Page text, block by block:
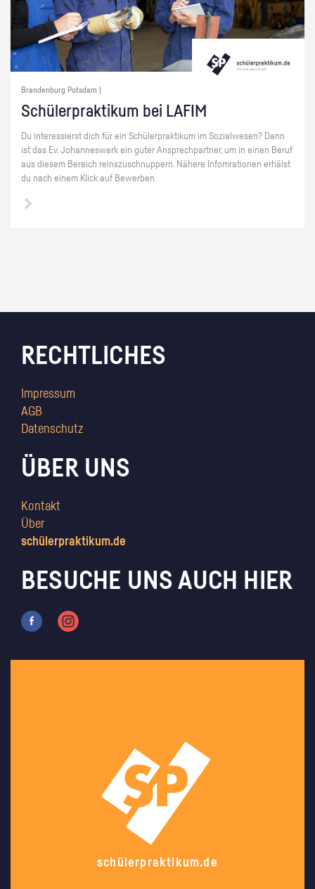
Brandenburg Potsdam |
Schü­ler­prak­ti­kum bei LAFIM
Du in­ter­es­sierst dich für ein Schü­ler­prak­ti­kum im So­zi­al­we­sen? Dann
ist das Ev. Jo­han­nes­werk ein guter An­sprech­part­ner, um in einen Beruf
aus die­sem Be­reich reins­zu­schnup­pern. Nä­he­re In­fom­ra­tio­nen er­hälst
du nach einem Klick auf Be­wer­ben.
RECHTLICHES
Impressum
AGB
Datenschutz
ÜBER UNS
Kontakt
Über
schülerpraktikum.de
BESUCHE UNS AUCH HIER
schülerpraktikum.de